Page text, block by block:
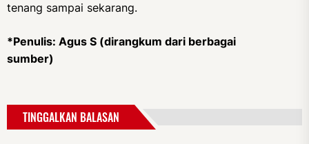
tenang sampai sekarang.
*Penulis: Agus S (dirangkum dari berbagai
sumber)
TINGGALKAN BALASAN